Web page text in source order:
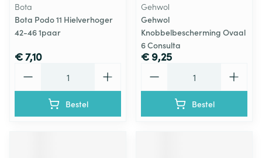
Bota
Bota Podo 11 Hielverhoger
42-46 1paar
€ 7,10
Bestel
Gehwol
Gehwol
Knobbelbescherming Ovaal
6 Consulta
€ 9,25
Bestel